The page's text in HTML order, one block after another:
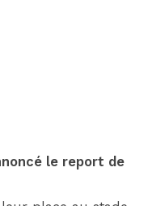
le report de